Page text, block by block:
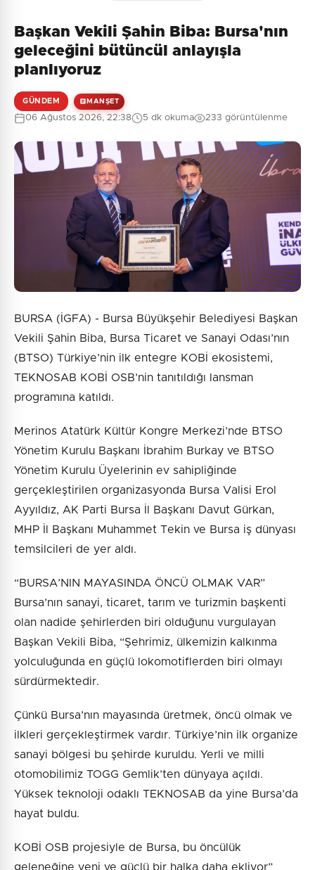
Güvenlik Sorusu:
10 + 3 = ?
Gönder
Henüz yorum yapılmamış. İlk yorumu siz yapın!
Başkan Vekili Şahin Biba: Bursa'nın
geleceğini bütüncül anlayışla
planlıyoruz
GÜNDEM MANŞET
06 Ağustos 2026, 22:38 5 dk okuma 233 görüntülenme
BURSA (İGFA) - Bursa Büyükşehir Belediyesi Başkan
Vekili Şahin Biba, Bursa Ticaret ve Sanayi Odası’nın
(BTSO) Türkiye’nin ilk entegre KOBİ ekosistemi,
TEKNOSAB KOBİ OSB’nin tanıtıldığı lansman
programına katıldı.
Merinos Atatürk Kültür Kongre Merkezi’nde BTSO
Yönetim Kurulu Başkanı İbrahim Burkay ve BTSO
Yönetim Kurulu Üyelerinin ev sahipliğinde
gerçekleştirilen organizasyonda Bursa Valisi Erol
Ayyıldız, AK Parti Bursa İl Başkanı Davut Gürkan,
MHP İl Başkanı Muhammet Tekin ve Bursa iş dünyası
temsilcileri de yer aldı.
“BURSA’NIN MAYASINDA ÖNCÜ OLMAK VAR”
Bursa’nın sanayi, ticaret, tarım ve turizmin başkenti
olan nadide şehirlerden biri olduğunu vurgulayan
Başkan Vekili Biba, “Şehrimiz, ülkemizin kalkınma
yolculuğunda en güçlü lokomotiflerden biri olmayı
sürdürmektedir.
Çünkü Bursa’nın mayasında üretmek, öncü olmak ve
ilkleri gerçekleştirmek vardır. Türkiye’nin ilk organize
sanayi bölgesi bu şehirde kuruldu. Yerli ve milli
otomobilimiz TOGG Gemlik’ten dünyaya açıldı.
Yüksek teknoloji odaklı TEKNOSAB da yine Bursa’da
hayat buldu.
KOBİ OSB projesiyle de Bursa, bu öncülük
geleneğine yeni ve güçlü bir halka daha ekliyor”